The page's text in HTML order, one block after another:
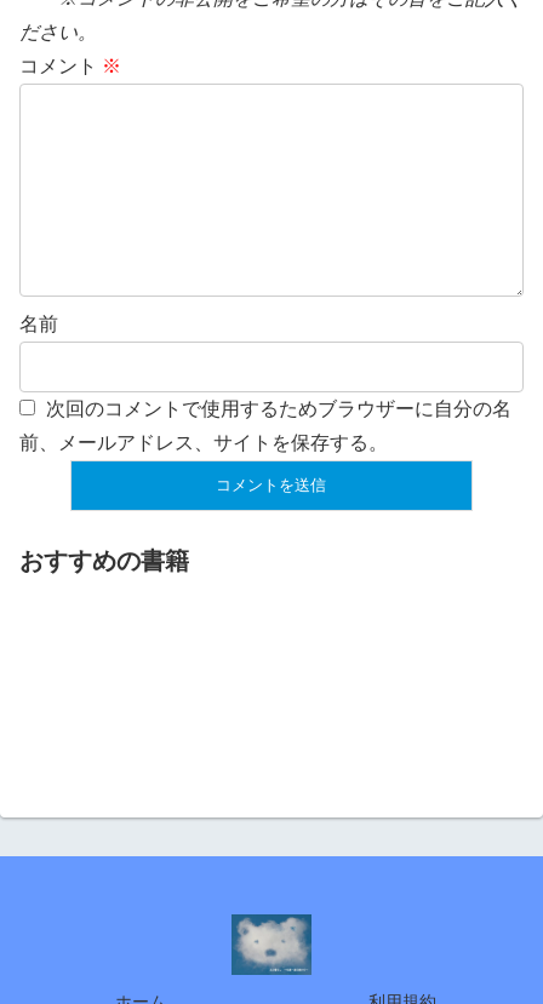
ださい。
コメント ※
名前
次回のコメントで使用するためブラウザーに自分の名
前、メールアドレス、サイトを保存する。
おすすめの書籍